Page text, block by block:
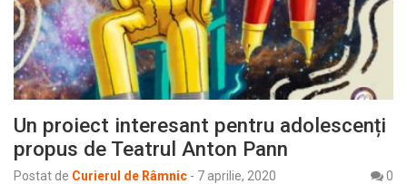
Un proiect interesant pentru adolescenți
propus de Teatrul Anton Pann
Postat de Curierul de Râmnic - 7 aprilie, 2020
0